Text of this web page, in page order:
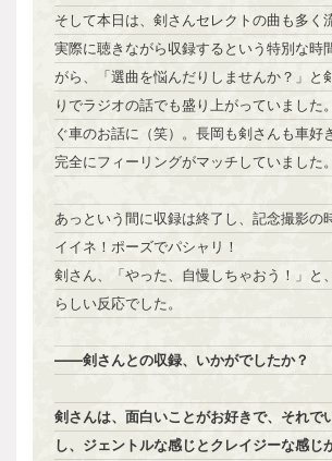
そして本日は、剣さんセレクトの曲も多く
実際に聴きながら収録するという特別な時
がら、「選曲を悩んだりしませんか？」と
りでラジオの話でも盛り上がっていました
ぐ車のお話に（笑）。長岡も剣さんも車好
完全にフィーリングがマッチしていました。
あっという間に収録は終了し、記念撮影の
イイネ！ポーズでパシャリ！
剣さん、「やった、自慢しちゃおう！」と
らしい反応でした。
――剣さんとの収録、いかがでしたか？
剣さんは、面白いことがお好きで、それで
し、ジェントルな感じとクレイジーな感じ